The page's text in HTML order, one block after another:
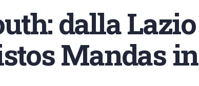
dalla Lazio
Mandas in